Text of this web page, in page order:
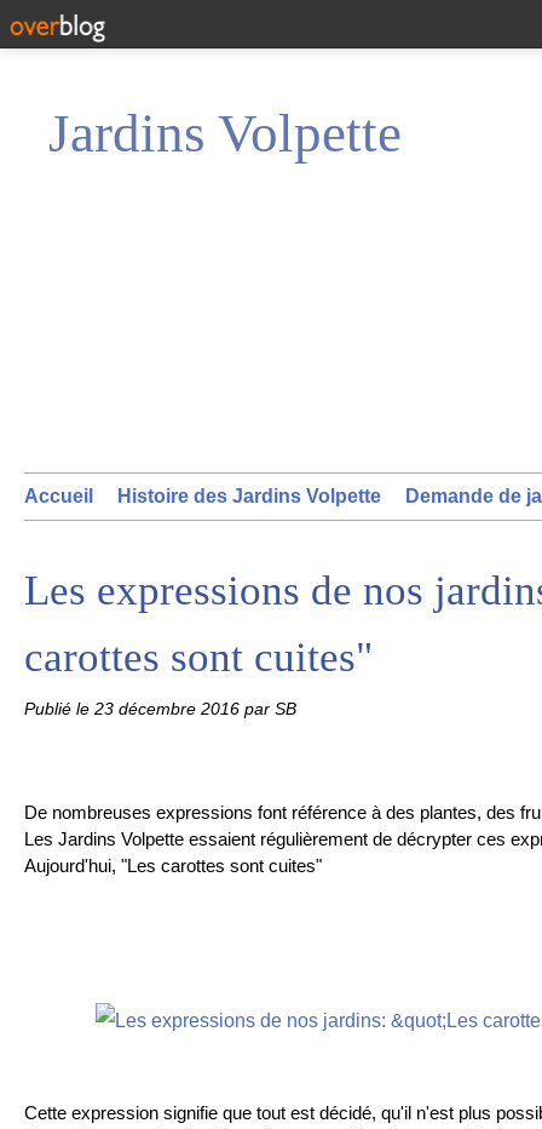
Jardins Volpette
Accueil Histoire des Jardins Volpette Demande de
Les expressions de nos
carottes sont cuites"
Publié le 23 décembre 2016 par SB
De nombreuses expressions font référence à des plantes, des
Les Jardins Volpette essaient régulièrement de décrypter ces
Aujourd'hui, "Les carottes sont cuites"
Cette expression signifie que tout est décidé, qu'il n'est plus